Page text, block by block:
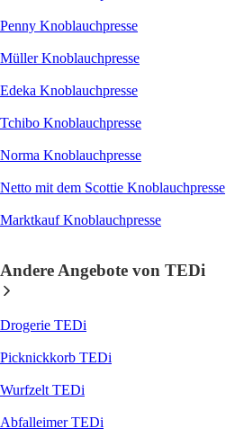
Penny Knoblauchpresse
Müller Knoblauchpresse
Edeka Knoblauchpresse
Tchibo Knoblauchpresse
Norma Knoblauchpresse
Netto mit dem Scottie Knoblauchpresse
Marktkauf Knoblauchpresse
Andere Angebote von TEDi
Drogerie TEDi
Picknickkorb TEDi
Wurfzelt TEDi
Abfalleimer TEDi